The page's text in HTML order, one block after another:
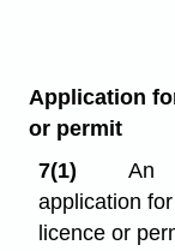
Application
or permit
7(1)
An
application
licence or